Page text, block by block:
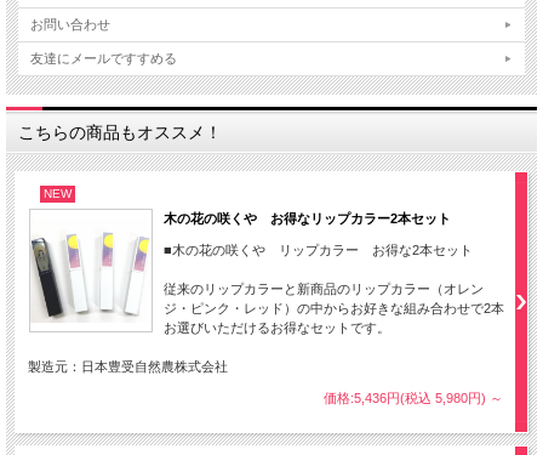
お問い合わせ
友達にメールですすめる
こちらの商品もオススメ！
NEW
木の花の咲くや お得なリップカラー2本セット
■木の花の咲くや リップカラー お得な2本セット
従来のリップカラーと新商品のリップカラー（オレン
ジ・ピンク・レッド）の中からお好きな組み合わせで2本
お選びいただけるお得なセットです。
製造元：日本豊受自然農株式会社
価格:5,436円(税込 5,980円) ～